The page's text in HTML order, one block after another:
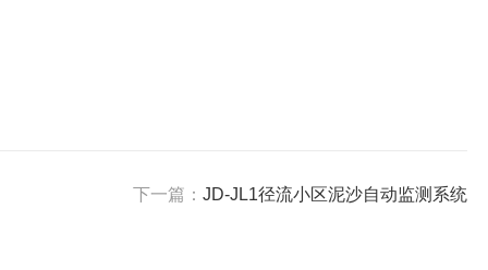
下一篇： JD-JL1径流小区泥沙自动监测系统